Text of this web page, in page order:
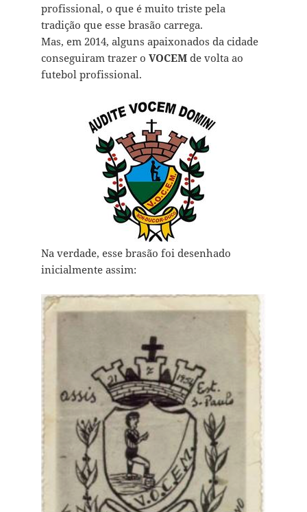
profissional, o que é muito triste pela
tradição que esse brasão carrega.
Mas, em 2014, alguns apaixonados da cidade
conseguiram trazer o VOCEMde volta ao
futebol profissional.
Na verdade, esse brasão foi desenhado
inicialmente assim: